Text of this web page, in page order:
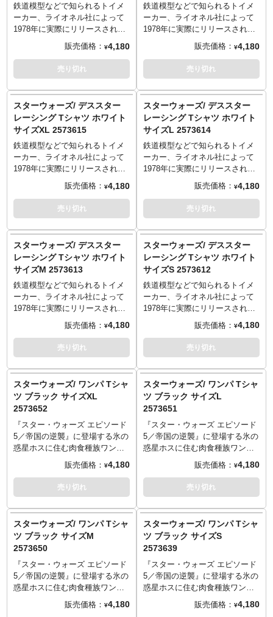
袖丈19cm
M：着丈69／身幅52／肩幅46／
袖丈20cm
L：着丈73／身幅55／肩幅50／
XL：着丈77／身幅58／肩幅54／
袖丈19cm
M：着丈69／身幅52／肩幅46／
袖丈20cm
L：着丈73／身幅55／肩幅50／
XL：着丈77／身幅58／肩幅54／
鉄道模型などで知られるトイメ
ーカー、ライオネル社によって
1978年に実際にリリースされた
「Star Wars Duel at Death Star
Racing Set」のインパクトある
パッケージデザインを元にした
知る人ぞ知るなTシャツが登場！
る！
サイズ
S：着丈65／身幅49／肩幅42／
袖丈19cm
M：着丈69／身幅52／肩幅46／
袖丈20cm
L：着丈73／身幅55／肩幅50／
XL：着丈77／身幅58／肩幅54／
販売価格： ¥4,180
売り切れ
鉄道模型などで知られるトイメ
ーカー、ライオネル社によって
1978年に実際にリリースされた
「Star Wars Duel at Death Star
Racing Set」のインパクトある
パッケージデザインを元にした
知る人ぞ知るなTシャツが登場！
る！
サイズ
S：着丈65／身幅49／肩幅42／
袖丈19cm
M：着丈69／身幅52／肩幅46／
袖丈20cm
L：着丈73／身幅55／肩幅50／
XL：着丈77／身幅58／肩幅54／
販売価格： ¥4,180
売り切れ
スターウォーズ/ デススター
レーシング Tシャツ ホワイト
サイズXL 2573615
鉄道模型などで知られるトイメ
ーカー、ライオネル社によって
1978年に実際にリリースされた
「Star Wars Duel at Death Star
Racing Set」のインパクトある
パッケージデザインを元にした
知る人ぞ知るなTシャツが登場！
る！
サイズ
S：着丈65／身幅49／肩幅42／
袖丈19cm
M：着丈69／身幅52／肩幅46／
袖丈20cm
L：着丈73／身幅55／肩幅50／
XL：着丈77／身幅58／肩幅54／
袖丈24cm
販売価格： ¥4,180
売り切れ
スターウォーズ/ デススター
レーシング Tシャツ ホワイト
サイズL 2573614
鉄道模型などで知られるトイメ
ーカー、ライオネル社によって
1978年に実際にリリースされた
「Star Wars Duel at Death Star
Racing Set」のインパクトある
パッケージデザインを元にした
知る人ぞ知るなTシャツが登場！
る！
サイズ
S：着丈65／身幅49／肩幅42／
袖丈19cm
M：着丈69／身幅52／肩幅46／
袖丈20cm
L：着丈73／身幅55／肩幅50／
XL：着丈77／身幅58／肩幅54／
袖丈24cm
販売価格： ¥4,180
売り切れ
スターウォーズ/ デススター
レーシング Tシャツ ホワイト
サイズM 2573613
鉄道模型などで知られるトイメ
ーカー、ライオネル社によって
1978年に実際にリリースされた
「Star Wars Duel at Death Star
Racing Set」のインパクトある
パッケージデザインを元にした
知る人ぞ知るなTシャツが登場！
謎のビークルがクラッシュする
おおらかなデザインが現代に蘇
る！
サイズ
S：着丈65／身幅49／肩幅42／
袖丈19cm
M：着丈69／身幅52／肩幅46／
袖丈20cm
L：着丈73／身幅55／肩幅50／
XL：着丈77／身幅58／肩幅54／
袖丈24cm
販売価格： ¥4,180
売り切れ
スターウォーズ/ デススター
レーシング Tシャツ ホワイト
サイズS 2573612
鉄道模型などで知られるトイメ
ーカー、ライオネル社によって
1978年に実際にリリースされた
「Star Wars Duel at Death Star
Racing Set」のインパクトある
パッケージデザインを元にした
知る人ぞ知るなTシャツが登場！
謎のビークルがクラッシュする
おおらかなデザインが現代に蘇
る！
サイズ
S：着丈65／身幅49／肩幅42／
袖丈19cm
M：着丈69／身幅52／肩幅46／
袖丈20cm
L：着丈73／身幅55／肩幅50／
XL：着丈77／身幅58／肩幅54／
袖丈24cm
販売価格： ¥4,180
売り切れ
スターウォーズ/ ワンパ Tシャ
ツ ブラック サイズXL
2573652
『スター・ウォーズ エピソード
5／帝国の逆襲』に登場する氷の
惑星ホスに住む肉食種族ワン
パ。ホスの住人だからこそ冬に
映える（！？）ワンパTシャツに
注目です。「今までにないスタ
ーウォーズTシャツ」を目指した
サイズ
S：着丈65／身幅49／肩幅42／
袖丈19cm
M：着丈69／身幅52／肩幅46／
袖丈20cm
L：着丈73／身幅55／肩幅50／
XL：着丈77／身幅58／肩幅54／
販売価格： ¥4,180
売り切れ
スターウォーズ/ ワンパ Tシャ
ツ ブラック サイズL
2573651
『スター・ウォーズ エピソード
5／帝国の逆襲』に登場する氷の
惑星ホスに住む肉食種族ワン
パ。ホスの住人だからこそ冬に
映える（！？）ワンパTシャツに
注目です。「今までにないスタ
ーウォーズTシャツ」を目指した
サイズ
S：着丈65／身幅49／肩幅42／
袖丈19cm
M：着丈69／身幅52／肩幅46／
袖丈20cm
L：着丈73／身幅55／肩幅50／
XL：着丈77／身幅58／肩幅54／
販売価格： ¥4,180
売り切れ
スターウォーズ/ ワンパ Tシャ
ツ ブラック サイズM
2573650
『スター・ウォーズ エピソード
5／帝国の逆襲』に登場する氷の
惑星ホスに住む肉食種族ワン
パ。ホスの住人だからこそ冬に
映える（！？）ワンパTシャツに
販売価格： ¥4,180
スターウォーズ/ ワンパ Tシャ
ツ ブラック サイズS
2573639
『スター・ウォーズ エピソード
5／帝国の逆襲』に登場する氷の
惑星ホスに住む肉食種族ワン
パ。ホスの住人だからこそ冬に
映える（！？）ワンパTシャツに
販売価格： ¥4,180